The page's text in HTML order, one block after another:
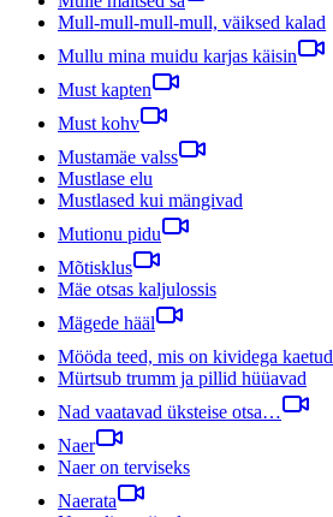
Mull-mull-mull-mull, väiksed kalad
Mullu mina muidu karjas käisin
Must kapten
Must kohv
Mustamäe valss
Mustlase elu
Mustlased kui mängivad
Mutionu pidu
Mõtisklus
Mäe otsas kaljulossis
Mägede hääl
Mööda teed, mis on kividega kaetud
Mürtsub trumm ja pillid hüüavad
Nad vaatavad üksteise otsa…
Naer
Naer on terviseks
Naerata